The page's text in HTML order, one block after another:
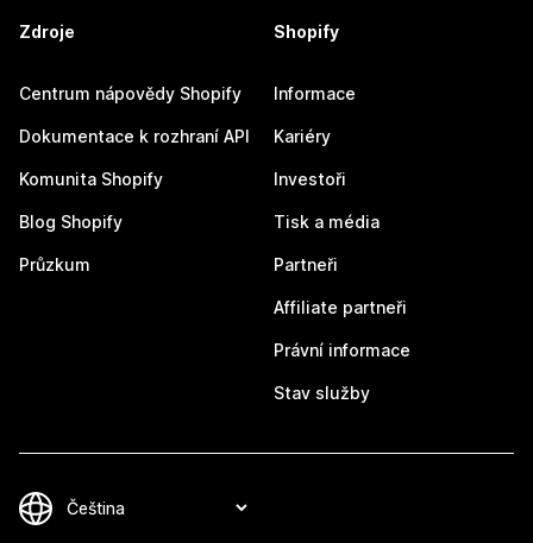
Zdroje
Centrum nápovědy Shopify
Dokumentace k rozhraní API
Komunita Shopify
Blog Shopify
Průzkum
Shopify
Informace
Kariéry
Investoři
Tisk a média
Partneři
Affiliate partneři
Právní informace
Stav služby